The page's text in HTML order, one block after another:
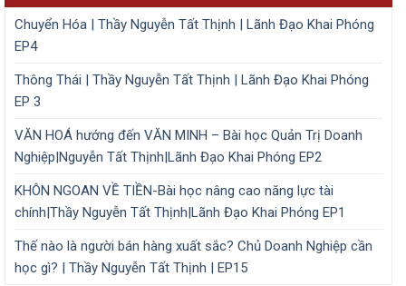
Chuyển Hóa | Thầy Nguyễn Tất Thịnh | Lãnh Đạo Khai Phóng
EP4
Thông Thái | Thầy Nguyễn Tất Thịnh | Lãnh Đạo Khai Phóng
EP 3
VĂN HOÁ hướng đến VĂN MINH – Bài học Quản Trị Doanh
Nghiệp|Nguyễn Tất Thịnh|Lãnh Đạo Khai Phóng EP2
KHÔN NGOAN VỀ TIỀN-Bài học nâng cao năng lực tài
chính|Thầy Nguyễn Tất Thịnh|Lãnh Đạo Khai Phóng EP1
Thế nào là người bán hàng xuất sắc? Chủ Doanh Nghiệp cần
học gì? | Thầy Nguyễn Tất Thịnh | EP15